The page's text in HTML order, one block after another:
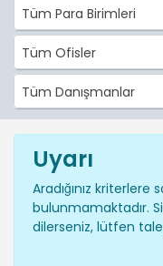
Tüm Para Birimleri
Tüm Ofisler
Tüm Danışmanlar
Uyarı
Aradığınız
bulunmamaktadır.
dilerseniz, lütfen